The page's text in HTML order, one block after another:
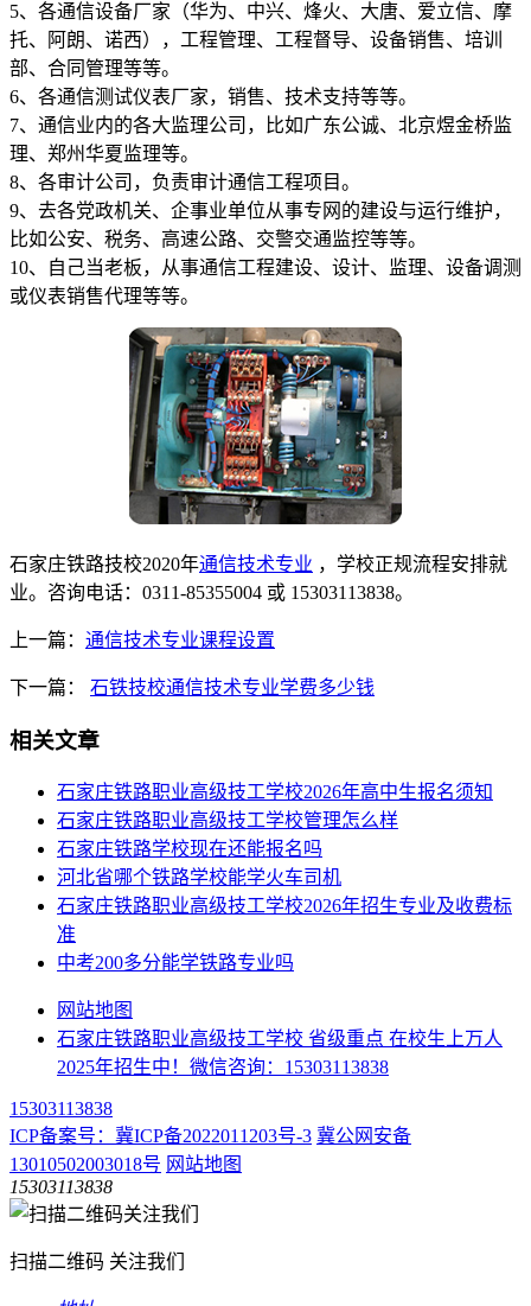
5、各通信设备厂家（华为、中兴、烽火、大唐、爱立信、摩
托、阿朗、诺西），工程管理、工程督导、设备销售、培训
部、合同管理等等。
6、各通信测试仪表厂家，销售、技术支持等等。
7、通信业内的各大监理公司，比如广东公诚、北京煜金桥监
理、郑州华夏监理等。
8、各审计公司，负责审计通信工程项目。
9、去各党政机关、企事业单位从事专网的建设与运行维护，
比如公安、税务、高速公路、交警交通监控等等。
10、自己当老板，从事通信工程建设、设计、监理、设备调测
或仪表销售代理等等。
石家庄铁路技校2020年通信技术专业 ，学校正规流程安排就
业。咨询电话：0311-85355004 或 15303113838。
上一篇： 通信技术专业课程设置
下一篇： 石铁技校通信技术专业学费多少钱
相关文章
​石家庄铁路职业高级技工学校2026年高中生报名须知
石家庄铁路职业高级技工学校管理怎么样
石家庄铁路学校现在还能报名吗
河北省哪个铁路学校能学火车司机
石家庄铁路职业高级技工学校2026年招生专业及收费标
准
中考200多分能学铁路专业吗
网站地图
石家庄铁路职业高级技工学校 省级重点 在校生上万人
2025年招生中！微信咨询：15303113838
15303113838
ICP备案号：冀ICP备2022011203号-3 冀公网安备
13010502003018号 网站地图
15303113838
扫描二维码 关注我们